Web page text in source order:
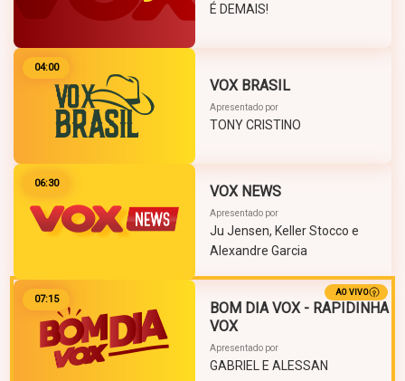
É DEMAIS!
04:00
VOX BRASIL
Apresentado por
TONY CRISTINO
06:30 VOX NEWS
Apresentado por
Ju Jensen, Keller Stocco e
Alexandre Garcia
07:15
AO VIVO
BOM DIA VOX - RAPIDINHA
VOX
Apresentado por
GABRIEL E ALESSAN